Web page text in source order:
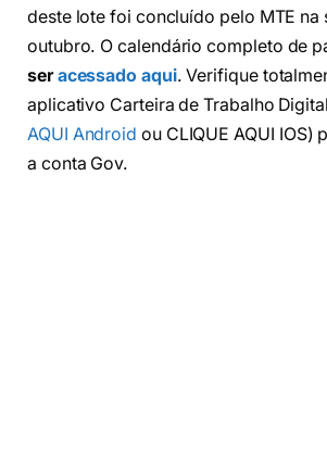
deste lote foi concluído pelo MTE na
outubro. O calendário completo de
seracessado aqui. Verifique
aplicativo Carteira de Trabalho
AQUI Android ou CLIQUE AQUI IOS)
a conta Gov.